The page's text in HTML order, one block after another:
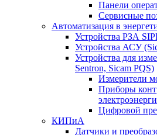
Панели
Сервисные
Автоматизация в
Устройства РЗА
Устройства АСУ
Устройства для
Sentron, Sicam PQS)
Измерители
Приборы
Цифровой
КИПиА
Датчики и